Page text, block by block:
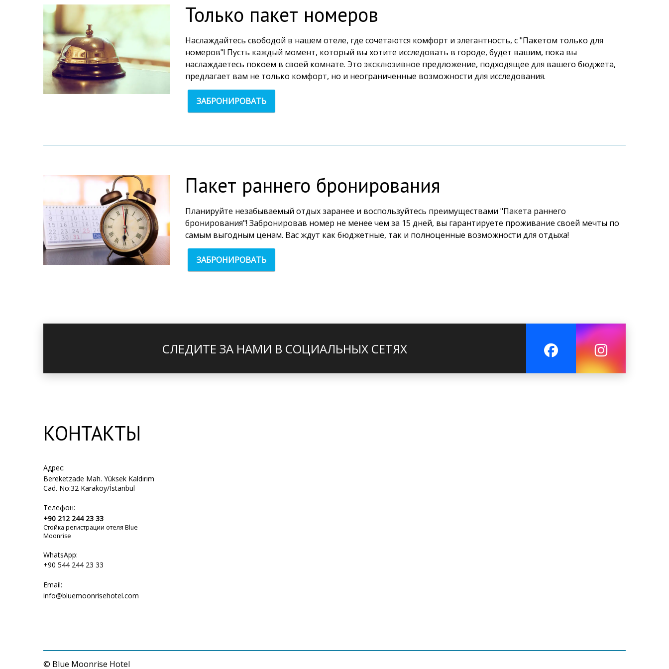
Только пакет номеров
Наслаждайтесь свободой в нашем отеле, где сочетаются комфорт и элегантность, с "Пакетом только для
номеров"! Пусть каждый момент, который вы хотите исследовать в городе, будет вашим, пока вы
наслаждаетесь покоем в своей комнате. Это эксклюзивное предложение, подходящее для вашего бюджета,
предлагает вам не только комфорт, но и неограниченные возможности для исследования.
ЗАБРОНИРОВАТЬ
Пакет раннего бронирования
Планируйте незабываемый отдых заранее и воспользуйтесь преимуществами "Пакета раннего
бронирования"! Забронировав номер не менее чем за 15 дней, вы гарантируете проживание своей мечты по
самым выгодным ценам. Вас ждут как бюджетные, так и полноценные возможности для отдыха!
ЗАБРОНИРОВАТЬ
СЛЕДИТЕ ЗА НАМИ В СОЦИАЛЬНЫХ СЕТЯХ
КОНТАКТЫ
Адрес:
Bereketzade Mah. Yüksek Kaldırım
Cad. No:32 Karaköy/İstanbul
Телефон:
+90 212 244 23 33
Стойка регистрации отеля Blue
Moonrise
WhatsApp:
+90 544 244 23 33
Email:
info@bluemoonrisehotel.com
© Blue Moonrise Hotel